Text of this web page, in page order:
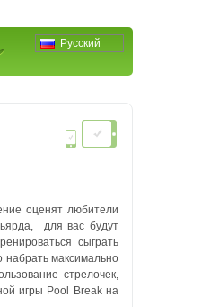
Русский
оценят любители
для вас будут
сыграть
набрать максимально
стрелочек,
игры Pool Break на